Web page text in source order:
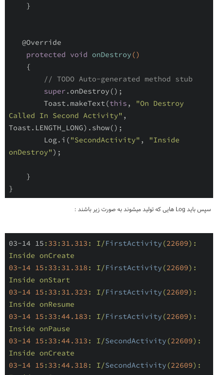
}
@Override
protected void onDestroy ()
{
// TODO Auto-generated method stub
super .onDestroy();
Toast.makeText(this ,
"On Destroy
Called In Second Activity" ,
Toast.LENGTH_LONG).show();
Log.i( "SecondActivity" ,
"Inside
onDestroy" );
}
سپس باید Log هایی که تولید میشوند به صورت زیر باشند :
03-14 15 : 33 : 31.313 : I/FirstActivity (22609):
03-14 15 : 33 : 31.318 : I/FirstActivity (22609):
03-14 15 : 33 : 31.323 : I/FirstActivity (22609):
03-14 15 : 33 :44.183 : I/FirstActivity (22609):
03-14 15 : 33 :44.313 : I/SecondActivity (22609):
03-14 15 : 33 :44.318 : I/SecondActivity (22609):